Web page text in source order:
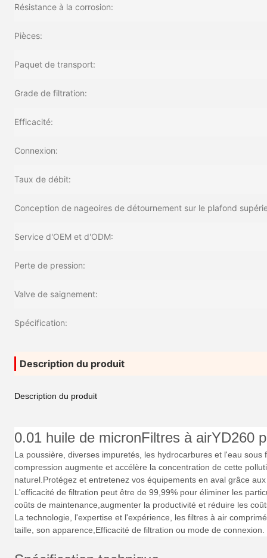
Résistance à la corrosion:
Pièces:
Paquet de transport:
Grade de filtration:
Efficacité:
Connexion:
Taux de débit:
Conception de nageoires de détournement sur le plafond
Service d'OEM et d'ODM:
Perte de pression:
Valve de saignement:
Spécification:
Description du produit
Description du produit
0.01 huile de micronFiltres à airYD260
La poussière, diverses impuretés, les hydrocarbures et l'eau
compression augmente et accélère la concentration de cette
naturel.Protégez et entretenez vos équipements en aval grâce
L'efficacité de filtration peut être de 99,99% pour éliminer les
coûts de maintenance,augmenter la productivité et réduire les
La technologie, l'expertise et l'expérience, les filtres à air
taille, son apparence,Efficacité de filtration ou mode de connexion.